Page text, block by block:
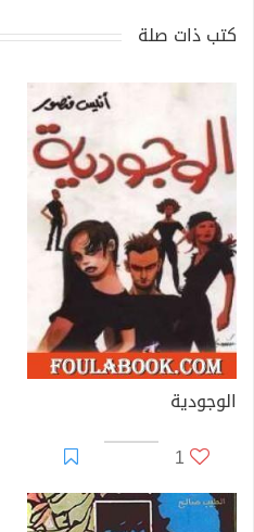
كتب ذات صلة
الوجودية
1